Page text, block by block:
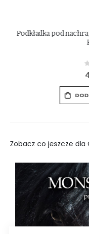
Neoprenowa
Zobacz co jeszcze dla